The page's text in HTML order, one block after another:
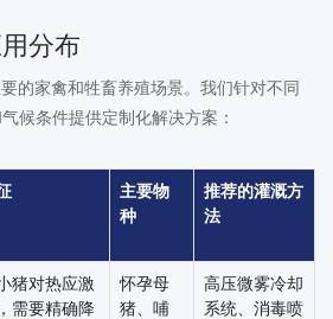
分布
的家禽和牲畜养殖场景。我们针对不同
候条件提供定制化解决方案：
主要物
种
推荐的灌溉方
法
猪对热应激
需要精确降
怀孕母
猪、哺
高压微雾冷却
系统、消毒喷